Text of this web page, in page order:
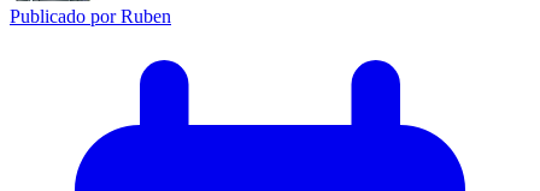
Publicado porRuben